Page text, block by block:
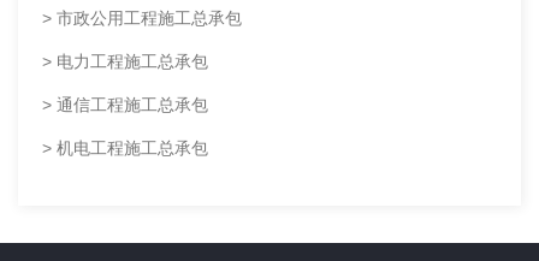
> 市政公用工程施工总承包
> 电力工程施工总承包
> 通信工程施工总承包
> 机电工程施工总承包